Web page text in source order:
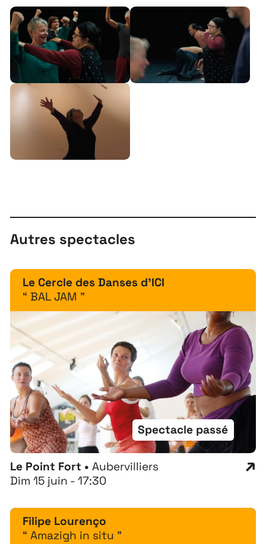
À propos
Projets
Contact
Recrutement
Autres spectacles
Le Point Fort •Aubervilliers
Dim 15 juin - 17:30
Spectacle passé
Le Cercle des Danses d'ICI
“ BAL JAM ”
Filipe Lourenço
“ Amazigh in situ ”